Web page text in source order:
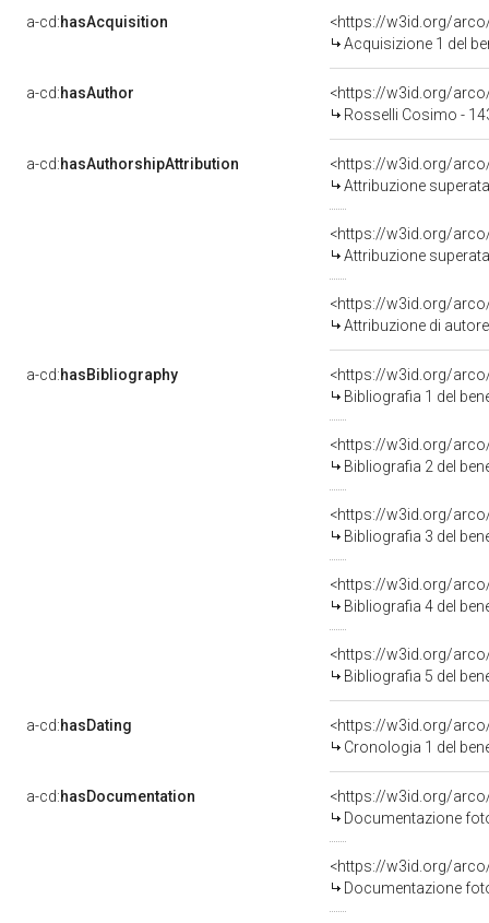
a-cd:hasAcquisition
<https://w3id.org/
Acquisizione 1 del
a-cd:hasAuthor
<https://w3id.org/
Rosselli Cosimo -
a-cd:hasAuthorshipAttribution
<https://w3id.org/
Attribuzione
<https://w3id.org/
Attribuzione
<https://w3id.org/
Attribuzione di
a-cd:hasBibliography
<https://w3id.org/
Bibliografia 1 del
<https://w3id.org/
Bibliografia 2 del
<https://w3id.org/
Bibliografia 3 del
<https://w3id.org/
Bibliografia 4 del
<https://w3id.org/
Bibliografia 5 del
a-cd:hasDating
<https://w3id.org/
Cronologia 1 del
a-cd:hasDocumentation
Documentazione
Documentazione